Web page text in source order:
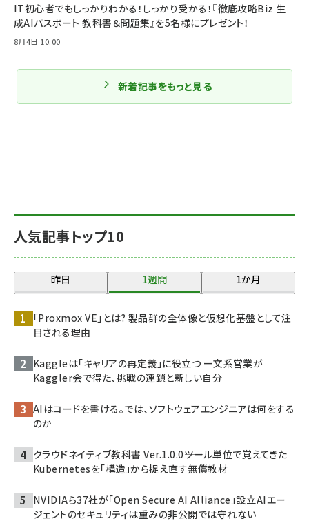
人気記事トップ10
昨日 1週間 1か月
「Proxmox VE」とは? 製品群の全体像と仮想化基盤として注
目される理由
Kaggleは「キャリアの再定義」に役立つ ー文系営業が
Kaggler会で得た、挑戦の連鎖と新しい自分
AIはコードを書ける。では、ソフトウェアエンジニアは何をする
のか
クラウドネイティブ教科書 Ver.1.0.0――ツール単位で覚えてきた
Kubernetesを「構造」から捉え直す無償教材
NVIDIAら37社が「Open Secure AI Alliance」設立――AIエー
ジェントのセキュリティは重みの非公開では守れない
IT初心者でもしっかりわかる！しっかり受かる！『徹底攻略Biz 生
成AIパスポート 教科書＆問題集』を5名様にプレゼント！
8月4日 10:00
新着記事をもっと見る